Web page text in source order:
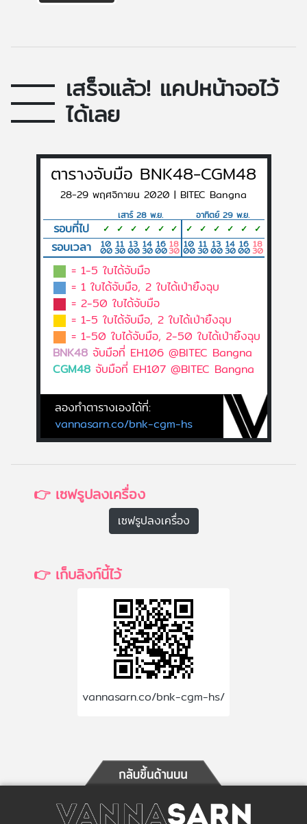
เสร็จแล้ว! แคปหน้าจอไว้
ได้เลย
ตารางจับมือ BNK48-CGM48
28-29 พฤศจิกายน 2020 | BITEC Bangna
เสาร์ 28 พ.ย. อาทิตย์ 29 พ.ย.
รอบที่ไป ✓ ✓ ✓ ✓ ✓ ✓ ✓ ✓ ✓ ✓ ✓ ✓
รอบเวลา 10
00
11
30
13
00
14
30
16
00
18
30
10
00
11
30
13
00
14
30
16
00
18
30
= 1-5 ใบได้จับมือ
= 1 ใบได้จับมือ, 2 ใบได้เป่ายิ้งฉุบ
= 2-50 ใบได้จับมือ
= 1-5 ใบได้จับมือ, 2 ใบได้เป่ายิ้งฉุบ
= 1-50 ใบได้จับมือ, 2-50 ใบได้เป่ายิ้งฉุบ
BNK48จับมือที่ EH106 @BITEC Bangna
CGM48จับมือที่ EH107 @BITEC Bangna
ลองทำตารางเองได้ที่:
vannasarn.co/bnk-cgm-hs
👉 เซฟรูปลงเครื่อง
เซฟรูปลงเครื่อง
👉 เก็บลิงก์นี้ไว้
vannasarn.co/bnk-cgm-hs/